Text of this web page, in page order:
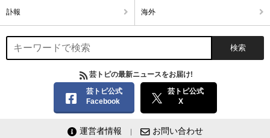
訃報 海外
芸トピの最新ニュースをお届け!
芸トピ公式
Facebook
芸トピ公式
X
運営者情報 お問い合わせ